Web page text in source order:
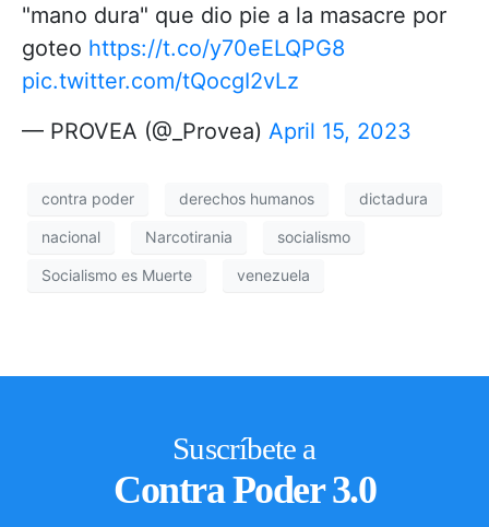
"mano dura" que dio pie a la masacre por
goteo https://t.co/y70eELQPG8
pic.twitter.com/tQocgI2vLz
— PROVEA (@_Provea) April 15, 2023
contra poder derechos humanos dictadura
nacional Narcotirania socialismo
Socialismo es Muerte venezuela
Suscríbete a
Contra Poder 3.0